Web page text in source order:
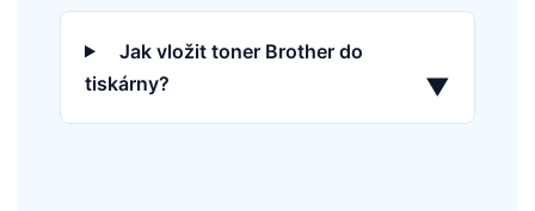
Jak vložit toner Brother do
tiskárny?
▼